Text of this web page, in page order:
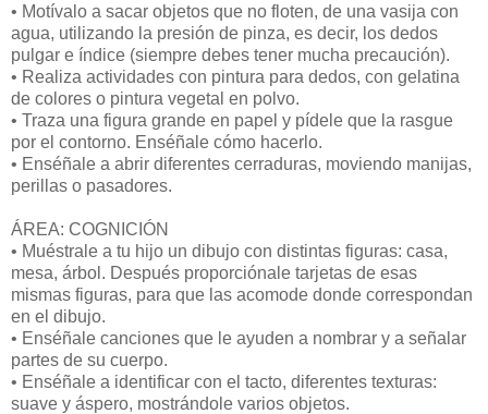
• Motívalo a sacar objetos que no floten, de una vasija con
agua, utilizando la presión de pinza, es decir, los dedos
pulgar e índice (siempre debes tener mucha precaución).
• Realiza actividades con pintura para dedos, con gelatina
de colores o pintura vegetal en polvo.
• Traza una figura grande en papel y pídele que la rasgue
por el contorno. Enséñale cómo hacerlo.
• Enséñale a abrir diferentes cerraduras, moviendo manijas,
perillas o pasadores.
ÁREA: COGNICIÓN
• Muéstrale a tu hijo un dibujo con distintas figuras: casa,
mesa, árbol. Después proporciónale tarjetas de esas
mismas figuras, para que las acomode donde correspondan
en el dibujo.
• Enséñale canciones que le ayuden a nombrar y a señalar
partes de su cuerpo.
• Enséñale a identificar con el tacto, diferentes texturas:
suave y áspero, mostrándole varios objetos.